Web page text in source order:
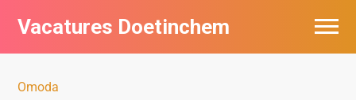
Vacatures Doetinchem
Omoda
Vacatures per bedrijf